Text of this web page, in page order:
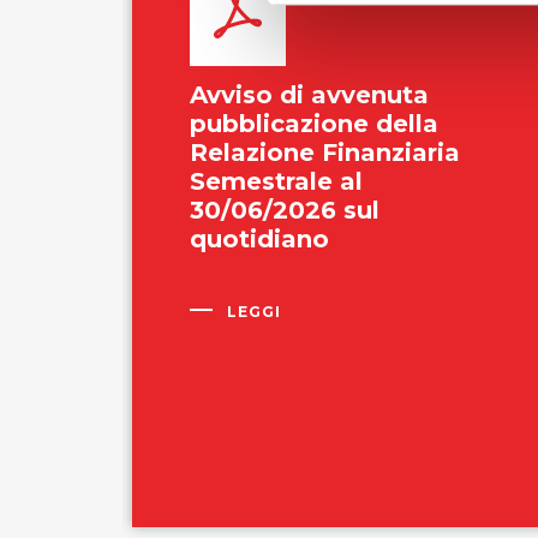
Avviso di avvenuta
pubblicazione della
Relazione Finanziaria
Semestrale al
30/06/2026 sul
quotidiano
LEGGI